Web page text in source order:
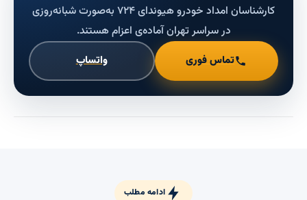
کارشناسان امداد خودرو هیوندای ۷۲۴ به‌صورت شبانه‌روزی
در سراسر تهران آماده‌ی اعزام هستند.
تماس فوری واتساپ
ادامه مطلب